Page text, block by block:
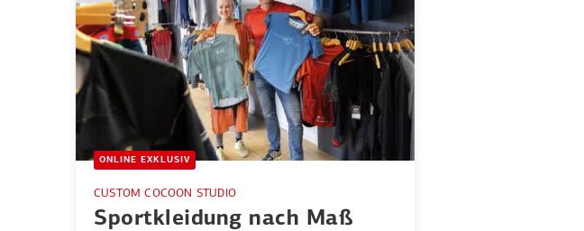
ONLINE EXKLUSIV
CUSTOM COCOON STUDIO
Sport­kleidung nach Maß